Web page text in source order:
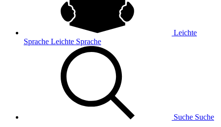
Leichte
Sprache Leichte Sprache
Suche Suche